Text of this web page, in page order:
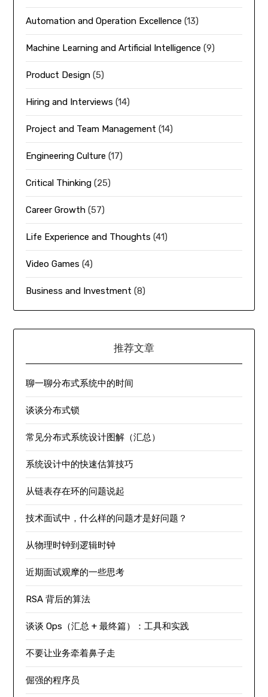
Automation and Operation Excellence (13)
Machine Learning and Artificial Intelligence (9)
Product Design (5)
Hiring and Interviews (14)
Project and Team Management (14)
Engineering Culture (17)
Critical Thinking (25)
Career Growth (57)
Life Experience and Thoughts (41)
Video Games (4)
Business and Investment (8)
推荐文章
聊一聊分布式系统中的时间
谈谈分布式锁
常见分布式系统设计图解（汇总）
系统设计中的快速估算技巧
从链表存在环的问题说起
技术面试中，什么样的问题才是好问题？
从物理时钟到逻辑时钟
近期面试观摩的一些思考
RSA 背后的算法
谈谈 Ops（汇总 + 最终篇）：工具和实践
不要让业务牵着鼻子走
倔强的程序员